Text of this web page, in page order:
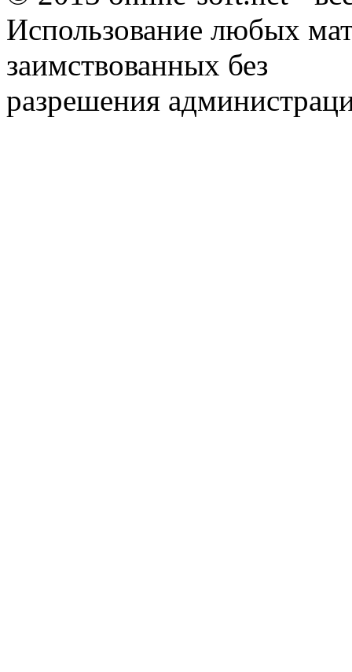
Использование любых
заимствованных без
разрешения